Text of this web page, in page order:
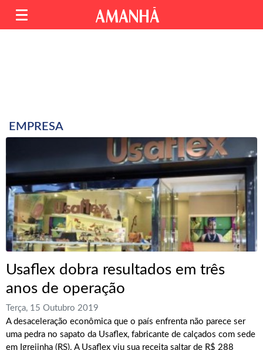
EMPRESA
Usaflex dobra resultados em três
anos de operação
Terça, 15 Outubro 2019
A desaceleração econômica que o país enfrenta não parece ser
uma pedra no sapato da Usaflex, fabricante de calçados com sede
em Igrejinha (RS). A Usaflex viu sua receita saltar de R$ 288